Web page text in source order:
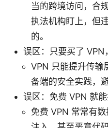
当的跨境访问，合
执法机构盯上，但
的。
误区：只要买了 VPN
VPN 只能提升传输
备端的安全实践，
误区：免费 VPN 就
免费 VPN 常常有